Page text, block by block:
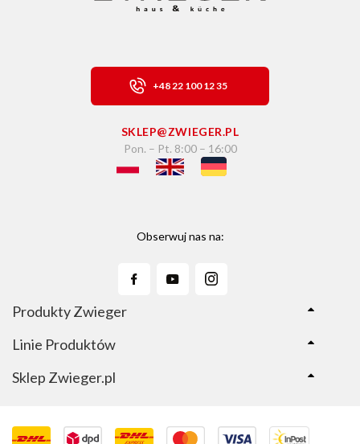
+48 22 100 12 35
SKLEP@ZWIEGER.PL
Pon. – Pt. 8:00 – 16:00
Obserwuj nas na:
Produkty Zwieger
Linie Produktów
Sklep Zwieger.pl